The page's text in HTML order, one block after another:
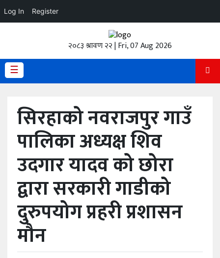
Log In Register
२०८३ श्रावण २२ | Fri, 07 Aug 2026
☰
अपडेट
प्रदेश
खेलकुद
सिरहाको नवराजपुर गाउँ
पालिका अध्यक्ष शिव
उदगार यादव को छोरा
द्वारा सरकारी गाडीको
दुरुपयोग प्रहरी प्रशासन
मौन